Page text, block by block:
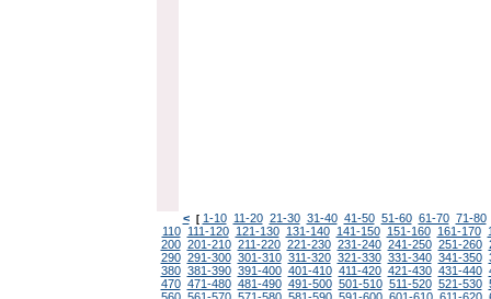
< [ 1-10 11-20 21-30 31-40 41-50 51-60 61-70 71-80
110
111-120 121-130 131-140 141-150 151-160 161-170
200 201-210 211-220 221-230 231-240 241-250 251-260
290 291-300 301-310 311-320 321-330 331-340 341-350
380 381-390 391-400 401-410 411-420 421-430 431-440
470 471-480 481-490 491-500 501-510 511-520 521-530